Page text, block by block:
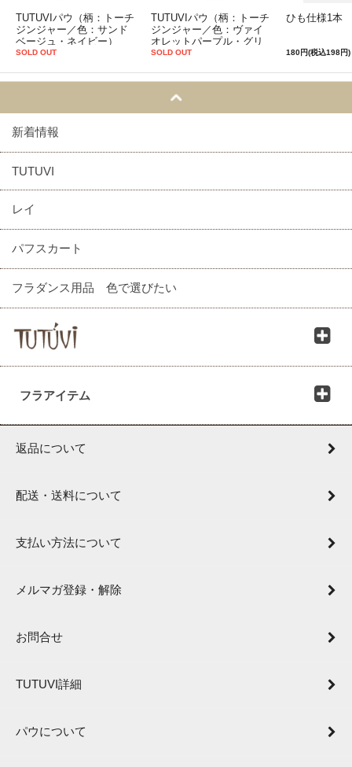
TUTUVIパウ（柄：トーチ
ジンジャー／色：サンド
ベージュ・ネイビー）
SOLD OUT
TUTUVIパウ（柄：トーチ
ジンジャー／色：ヴァイ
オレットパープル・グリ
ーン）
SOLD OUT
ひも仕様1本
180円(税込198円)
新着情報
TUTUVI
レイ
パフスカート
フラダンス用品 色で選びたい
フラアイテム
返品について
配送・送料について
支払い方法について
メルマガ登録・解除
お問合せ
TUTUVI詳細
パウについて